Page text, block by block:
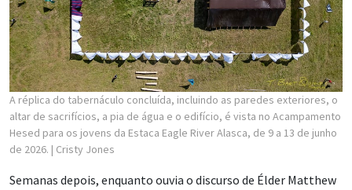
A réplica do tabernáculo concluída, incluindo as paredes exteriores, o
altar de sacrifícios, a pia de água e o edifício, é vista no Acampamento
Hesed para os jovens da Estaca Eagle River Alasca, de 9 a 13 de junho
de 2026. | Cristy Jones
Semanas depois, enquanto ouvia o discurso de Élder Matthew